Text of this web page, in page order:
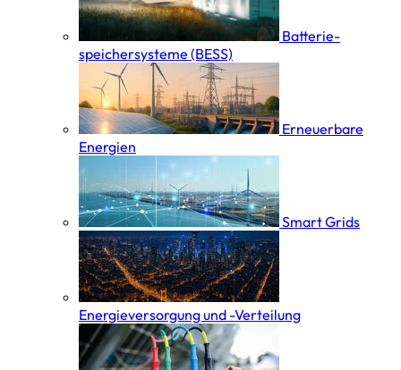
Batterie­
speicher­systeme (BESS)
Erneuerbare
Energien
Smart Grids
Energieversorgung und -Verteilung